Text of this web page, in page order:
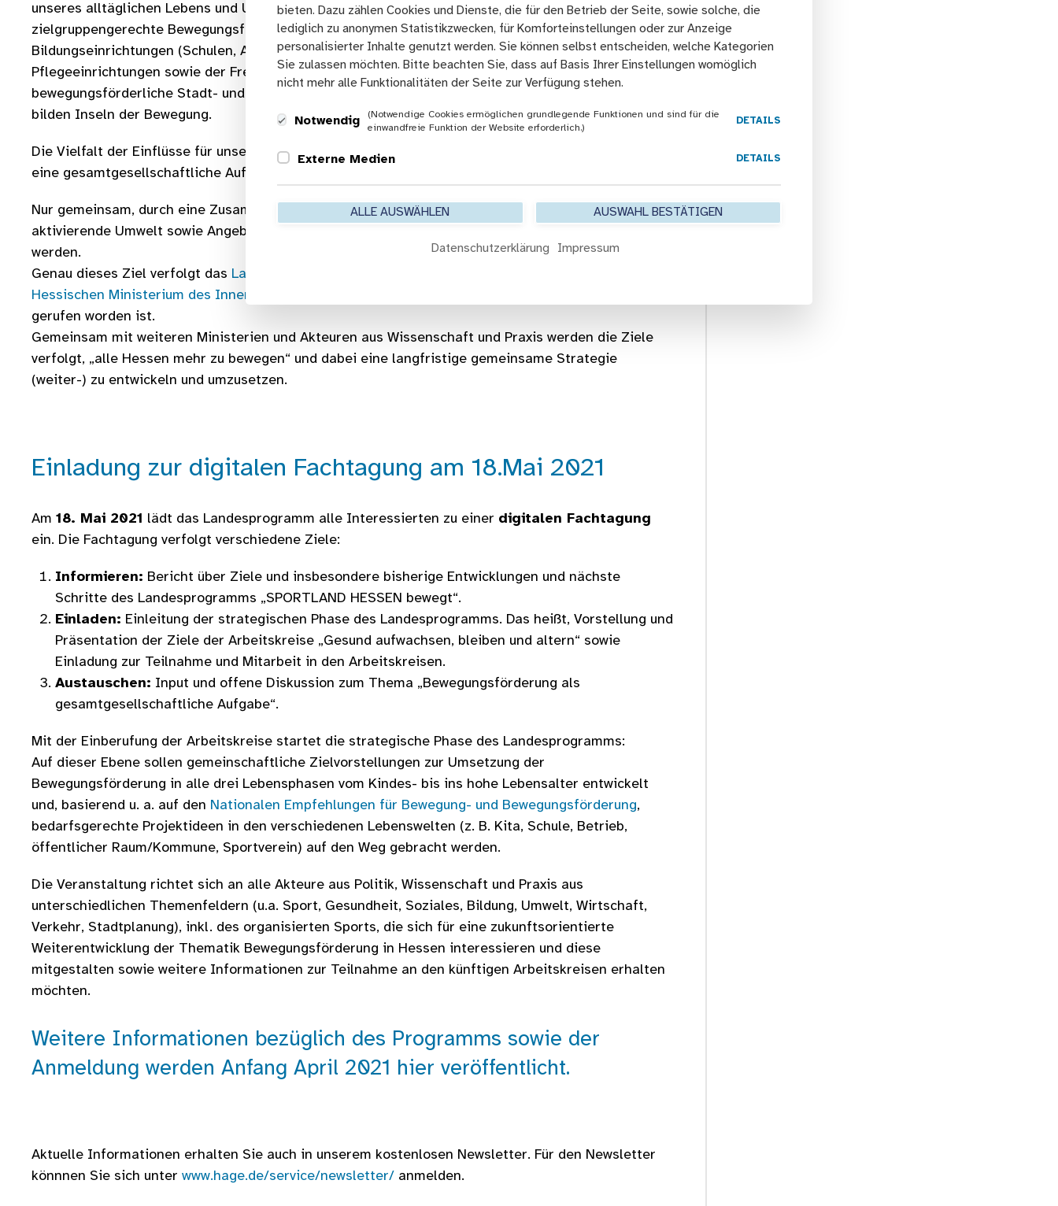
unseres alltäglichen Lebens und Umfelds beeinflusst: Durch unser unmittelbares Wohnumfeld, durch
zielgruppengerechte Bewegungsförderungsangebote in verschiedenen Settings wie Kitas,
Bildungseinrichtungen (Schulen, Ausbildungsstätten und Hochschulen/Universitäten), Betrieben,
Pflegeeinrichtungen sowie der Freizeitgestaltung einschließlich des Sports. Aber auch eine
bewegungsförderliche Stadt- und Verkehrsplanung sowie hierdurch geschaffener
öffentlicher Raum
bilden Inseln der Bewegung.
Die Vielfalt der Einflüsse für unser Bewegungsverhalten machen deutlich: Bewegungsförderung ist
eine gesamtgesellschaftliche Aufgabe!
Nur gemeinsam, durch eine Zusammenarbeit unterschiedlicher Ressorts und Akteure, können eine
aktivierende Umwelt sowie Angebote entlang aller Lebensphasen und Zielgruppen geschaffen
werden.
Genau dieses Ziel verfolgt das Landesprogramm „SPORTLAND HESSEN bewegt“
Hessischen Ministerium des Innern und für Sport
gerufen worden ist.
Gemeinsam mit weiteren Ministerien und Akteuren aus Wissenschaft und Praxis werden die Ziele
verfolgt, „alle Hessen mehr zu bewegen“ und dabei eine langfristige gemeinsame Strategie
(weiter-) zu entwickeln und umzusetzen.
Einladung zur digitalen Fachtagung am 18.Mai 2021
Am 18. Mai 2021 lädt das Landesprogramm alle Interessierten zu einer digitalen Fachtagung
ein. Die Fachtagung verfolgt verschiedene Ziele:
Informieren: Bericht über Ziele und insbesondere bisherige Entwicklungen und nächste
Schritte des Landesprogramms „SPORTLAND HESSEN bewegt“.
Einladen: Einleitung der strategischen Phase des Landesprogramms. Das heißt, Vorstellung und
Präsentation der Ziele der Arbeitskreise „Gesund aufwachsen, bleiben und altern“ sowie
Einladung zur Teilnahme und Mitarbeit in den Arbeitskreisen.
Austauschen: Input und offene Diskussion zum Thema „Bewegungsförderung als
gesamtgesellschaftliche Aufgabe“.
Mit der Einberufung der Arbeitskreise startet die strategische Phase des Landesprogramms:
Auf dieser Ebene sollen gemeinschaftliche Zielvorstellungen zur Umsetzung der
Bewegungsförderung in alle drei Lebensphasen vom Kindes- bis ins hohe Lebensalter entwickelt
und, basierend u. a. auf den Nationalen Empfehlungen für Bewegung- und Bewegungsförderung,
bedarfsgerechte Projektideen in den verschiedenen Lebenswelten (z. B. Kita, Schule, Betrieb,
öffentlicher Raum/Kommune, Sportverein) auf den Weg gebracht werden.
Die Veranstaltung richtet sich an alle Akteure aus Politik, Wissenschaft und Praxis aus
unterschiedlichen Themenfeldern (u.a. Sport, Gesundheit, Soziales, Bildung, Umwelt, Wirtschaft,
Verkehr, Stadtplanung), inkl. des organisierten Sports, die sich für eine zukunftsorientierte
Weiterentwicklung der Thematik Bewegungsförderung in Hessen interessieren und diese
mitgestalten sowie weitere Informationen zur Teilnahme an den künftigen Arbeitskreisen erhalten
möchten.
Weitere Informationen bezüglich des Programms sowie der
Anmeldung werden Anfang April 2021 hier veröffentlicht.
Aktuelle Informationen erhalten Sie auch in unserem kostenlosen Newsletter. Für den Newsletter
könnnen Sie sich unter www.hage.de/service/newsletter/ anmelden.
bieten. Dazu zählen Cookies und Dienste, die für den Betrieb der Seite, sowie solche, die
lediglich zu anonymen Statistikzwecken, für Komforteinstellungen oder zur Anzeige
personalisierter Inhalte genutzt werden. Sie können selbst entscheiden, welche Kategorien
Sie zulassen möchten. Bitte beachten Sie, dass auf Basis Ihrer Einstellungen womöglich
nicht mehr alle Funktionalitäten der Seite zur Verfügung stehen.
Notwendig
(Notwendige Cookies ermöglichen grundlegende Funktionen und sind für die
einwandfreie Funktion der Website erforderlich.)
DETAILS
Externe Medien DETAILS
ALLE AUSWÄHLEN AUSWAHL BESTÄTIGEN
Datenschutzerklärung Impressum